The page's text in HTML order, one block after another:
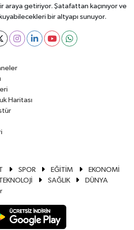
araya getiriyor. Şatafattan kaçınıyor ve
bir altyapı sunuyor.
Haritası
SPOR EĞİTİM
EKONOMİ
SAĞLIK
DÜNYA